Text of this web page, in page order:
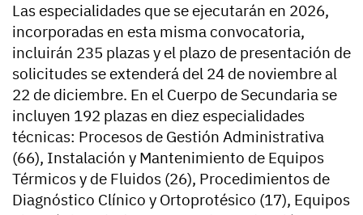
Las especialidades que se ejecutarán en 2026,
incorporadas en esta misma convocatoria,
incluirán 235 plazas y el plazo de presentación de
solicitudes se extenderá del 24 de noviembre al
22 de diciembre. En el Cuerpo de Secundaria se
incluyen 192 plazas en diez especialidades
técnicas: Procesos de Gestión Administrativa
(66), Instalación y Mantenimiento de Equipos
Térmicos y de Fluidos (26), Procedimientos de
Diagnóstico Clínico y Ortoprotésico (17), Equipos